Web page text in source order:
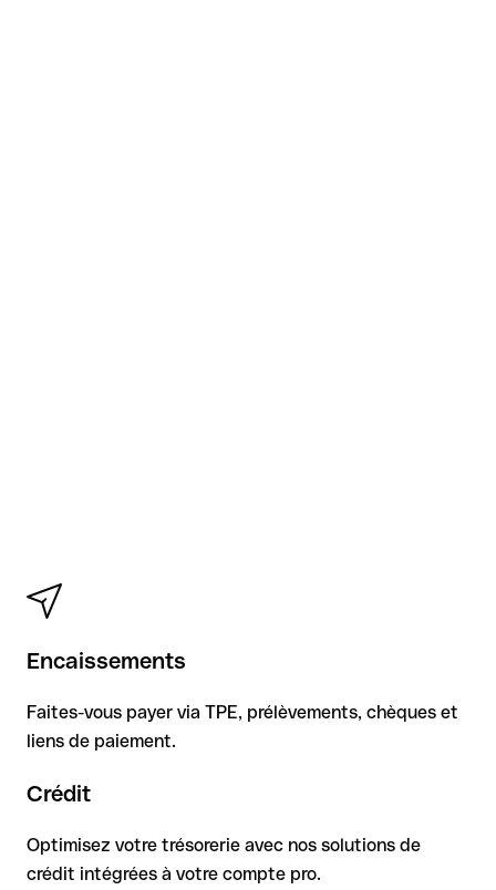
Encaissements
Faites-vous payer via TPE, prélèvements, chèques et
liens de paiement.
Crédit
Optimisez votre trésorerie avec nos solutions de
crédit intégrées à votre compte pro.